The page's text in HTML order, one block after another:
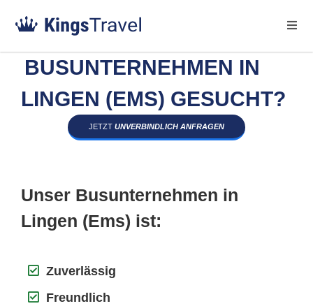
BUSUNTERNEHMEN IN
LINGEN (EMS) GESUCHT?
JETZT UNVERBINDLICH ANFRAGEN
Unser Busunternehmen in
Lingen (Ems) ist:
Zuverlässig
Freundlich